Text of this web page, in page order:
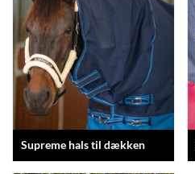
Supreme hals til dækken